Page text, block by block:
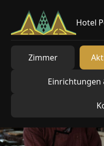
Hotel
Zimmer
Einrichtungen